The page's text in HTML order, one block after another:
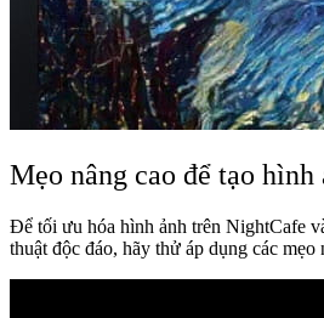
Mẹo nâng cao để tạo hình
Để tối ưu hóa hình ảnh trên NightCafe
thuật độc đáo, hãy thử áp dụng các mẹo